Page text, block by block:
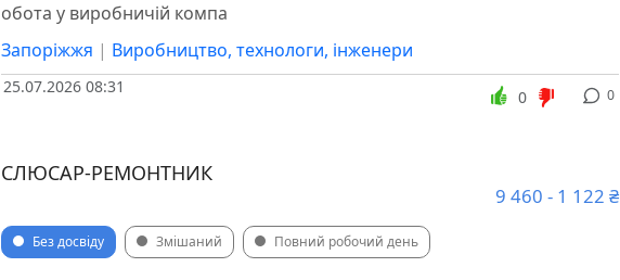
обота у виробничій компа
Запоріжжя | Виробництво, технологи, інженери
25.07.2026 08:31 0
0
СЛЮСАР-РЕМОНТНИК
9 460 - 1 122 ₴
Без досвіду Змішаний Повний робочий день